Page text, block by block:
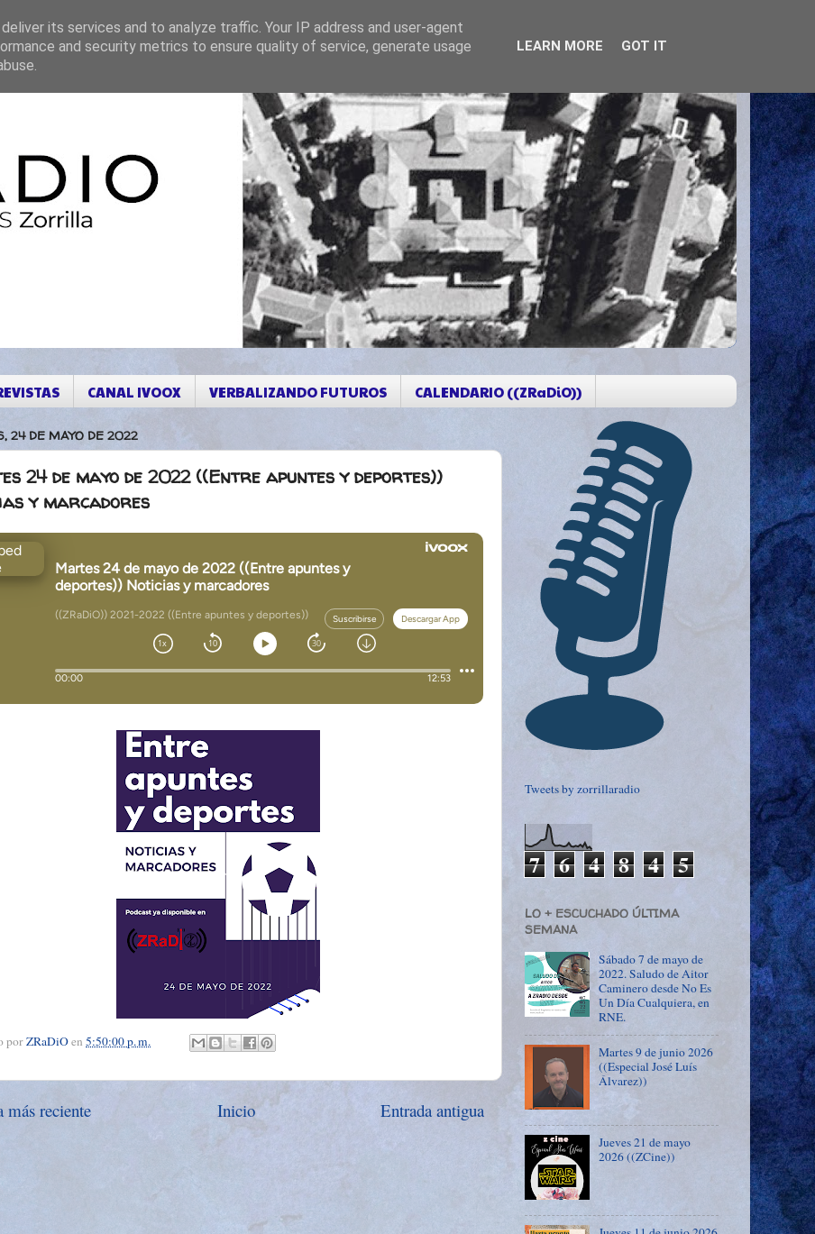
CANAL IVOOX VERBALIZANDO FUTUROS CALENDARIO ((ZRaDiO))
24 DE MAYO DE 2022
24 de mayo de 2022 ((Entre apuntes y deportes))
y marcadores
porZRaDiOen 5:50:00 p. m.
más reciente Entrada antigua
Inicio
Tweets by zorrillaradio
7 6 4 8 4 5
LO + ESCUCHADO ÚLTIMA
SEMANA
Sábado 7 de mayo de
2022. Saludo de Aitor
Caminero desde No Es
Un Día Cualquiera, en
RNE.
Martes 9 de junio 2026
((Especial José Luís
Álvarez))
Jueves 21 de mayo
2026 ((ZCine))
its services and to analyze traffic. Your IP address and user-agent
and security metrics to ensure quality of service, generate usage
LEARN MORE GOT IT